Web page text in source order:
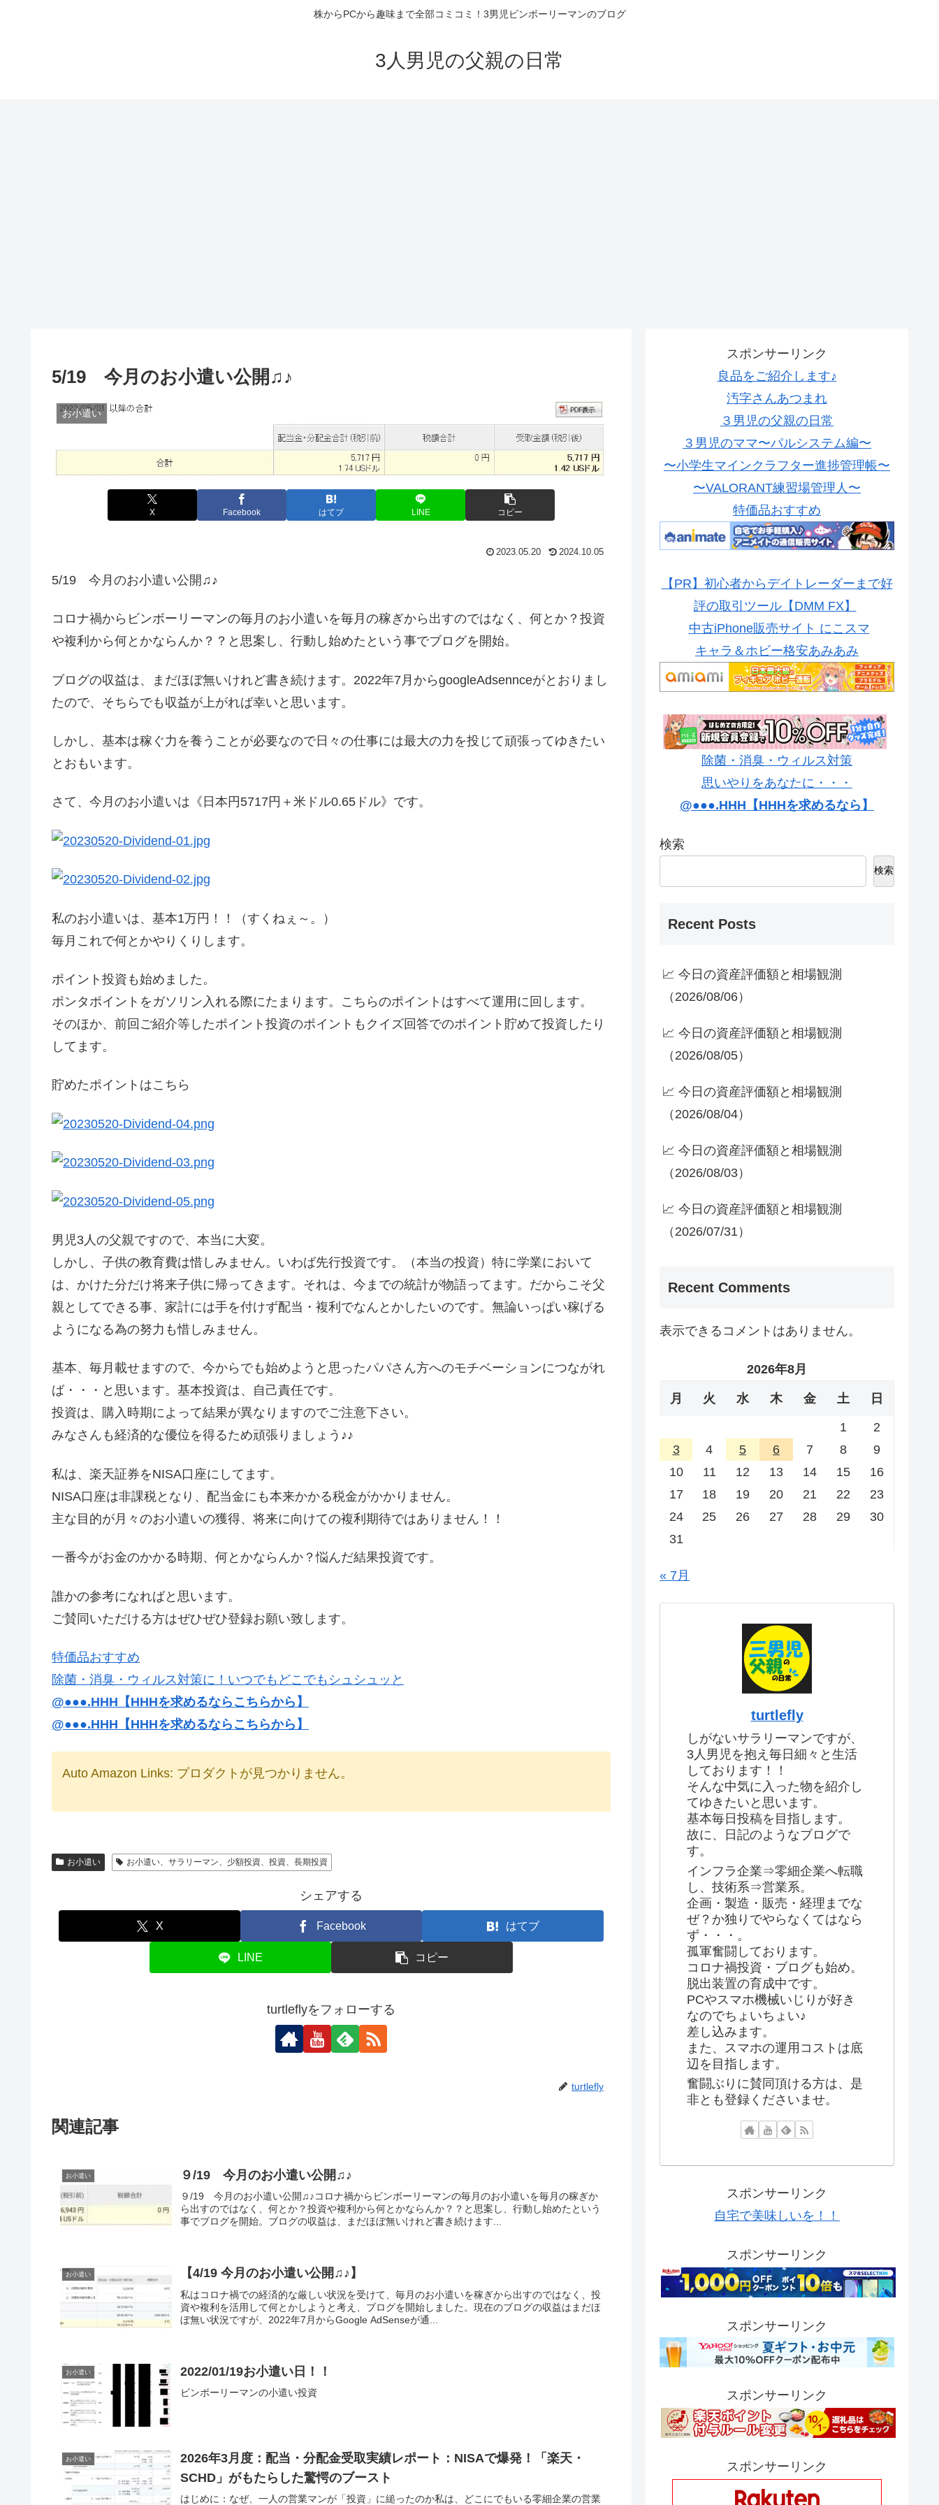
株からPCから趣味まで全部コミコミ！3男児ビンボーリーマンのブログ
3人男児の父親の日常
5/19 今月のお小遣い公開♫♪
お小遣い
X Facebook はてブ LINE コピー
2023.05.20 2024.10.05
5/19 今月のお小遣い公開♫♪
コロナ禍からビンボーリーマンの毎月のお小遣いを毎月の稼ぎから出すのではなく、何とか？投資
や複利から何とかならんか？？と思案し、行動し始めたという事でブログを開始。
ブログの収益は、まだほぼ無いけれど書き続けます。2022年7月からgoogleAdsennceがとおりまし
たので、そちらでも収益が上がれば幸いと思います。
しかし、基本は稼ぐ力を養うことが必要なので日々の仕事には最大の力を投じて頑張ってゆきたい
とおもいます。
さて、今月のお小遣いは《日本円5717円＋米ドル0.65ドル》です。
私のお小遣いは、基本1万円！！（すくねぇ～。）
毎月これで何とかやりくりします。
ポイント投資も始めました。
ポンタポイントをガソリン入れる際にたまります。こちらのポイントはすべて運用に回します。
そのほか、前回ご紹介等したポイント投資のポイントもクイズ回答でのポイント貯めて投資したり
してます。
貯めたポイントはこちら
男児3人の父親ですので、本当に大変。
しかし、子供の教育費は惜しみません。いわば先行投資です。（本当の投資）特に学業において
は、かけた分だけ将来子供に帰ってきます。それは、今までの統計が物語ってます。だからこそ父
親としてできる事、家計には手を付けず配当・複利でなんとかしたいのです。無論いっぱい稼げる
ようになる為の努力も惜しみません。
基本、毎月載せますので、今からでも始めようと思ったパパさん方へのモチベーションにつながれ
ば・・・と思います。基本投資は、自己責任です。
投資は、購入時期によって結果が異なりますのでご注意下さい。
みなさんも経済的な優位を得るため頑張りましょう♪♪
私は、楽天証券をNISA口座にしてます。
NISA口座は非課税となり、配当金にも本来かかる税金がかかりません。
主な目的が月々のお小遣いの獲得、将来に向けての複利期待ではありません！！
一番今がお金のかかる時期、何とかならんか？悩んだ結果投資です。
誰かの参考になればと思います。
ご賛同いただける方はぜひぜひ登録お願い致します。
特価品おすすめ
除菌・消臭・ウィルス対策に！いつでもどこでもシュシュッと
@●●●.HHH【HHHを求めるならこちらから】
@●●●.HHH【HHHを求めるならこちらから】
Auto Amazon Links: プロダクトが見つかりません。
お小遣い お小遣い、サラリーマン、少額投資、投資、長期投資
シェアする
X Facebook はてブ
LINE コピー
turtleflyをフォローする
turtlefly
関連記事
お小遣い ９/19 今月のお小遣い公開♫♪
９/19 今月のお小遣い公開♫♪コロナ禍からビンボーリーマンの毎月のお小遣いを毎月の稼ぎか
ら出すのではなく、何とか？投資や複利から何とかならんか？？と思案し、行動し始めたという
事でブログを開始。ブログの収益は、まだほぼ無いけれど書き続けます...
お小遣い 【4/19 今月のお小遣い公開♫♪】
私はコロナ禍での経済的な厳しい状況を受けて、毎月のお小遣いを稼ぎから出すのではなく、投
資や複利を活用して何とかしようと考え、ブログを開始しました。現在のブログの収益はまだほ
ぼ無い状況ですが、2022年7月からGoogle AdSenseが通...
お小遣い 2022/01/19お小遣い日！！
ビンボーリーマンの小遣い投資
お小遣い
2026年3月度：配当・分配金受取実績レポート：NISAで爆発！「楽天・
SCHD」がもたらした驚愕のブースト
はじめに：なぜ、一人の営業マンが「投資」に縋ったのか私は、どこにでもいる零細企業の営業
スポンサーリンク
良品をご紹介します♪
汚字さんあつまれ
３男児の父親の日常
３男児のママ〜パルシステム編〜
〜小学生マインクラフター進捗管理帳〜
〜VALORANT練習場管理人〜
特価品おすすめ
【PR】初心者からデイトレーダーまで好
評の取引ツール【DMM FX】
中古iPhone販売サイト にこスマ
キャラ＆ホビー格安あみあみ
除菌・消臭・ウィルス対策
思いやりをあなたに・・・
@●●●.HHH【HHHを求めるなら】
検索
検索
Recent Posts
📈 今日の資産評価額と相場観測
（2026/08/06）
📈 今日の資産評価額と相場観測
（2026/08/05）
📈 今日の資産評価額と相場観測
（2026/08/04）
📈 今日の資産評価額と相場観測
（2026/08/03）
📈 今日の資産評価額と相場観測
（2026/07/31）
Recent Comments
表示できるコメントはありません。
2026年8月
月 火 水 木 金 土 日
1
2
3
4 5 6 7 8
9
10
11 12 13 14 15
16
17
18 19 20 21 22
23
24
25 26 27 28 29
30
31
« 7月
turtlefly
しがないサラリーマンですが、
3人男児を抱え毎日細々と生活
しております！！
そんな中気に入った物を紹介し
てゆきたいと思います。
基本毎日投稿を目指します。
故に、日記のようなブログで
す。
インフラ企業⇒零細企業へ転職
し、技術系⇒営業系。
企画・製造・販売・経理までな
ぜ？か独りでやらなくてはなら
ず・・・。
孤軍奮闘しております。
コロナ禍投資・ブログも始め。
脱出装置の育成中です。
PCやスマホ機械いじりが好き
なのでちょいちょい♪
差し込みます。
また、スマホの運用コストは底
辺を目指します。
奮闘ぶりに賛同頂ける方は、是
非とも登録くださいませ。
スポンサーリンク
自宅で美味しいを！！
スポンサーリンク
スポンサーリンク
スポンサーリンク
スポンサーリンク